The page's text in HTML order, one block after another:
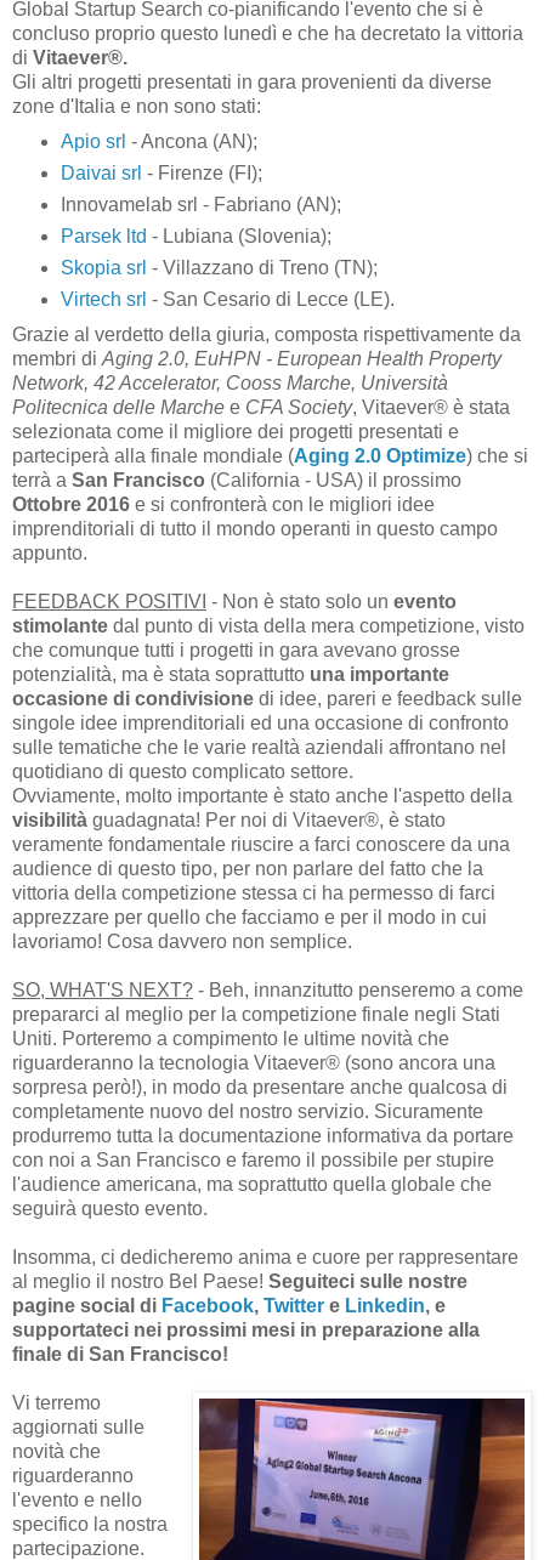
Global Startup Search co-pianificando l'evento che si è
concluso proprio questo lunedì e che ha decretato la vittoria
di Vitaever®.
Gli altri progetti presentati in gara provenienti da diverse
zone d'Italia e non sono stati:
Apio srl - Ancona (AN);
Daivai srl - Firenze (FI);
Innovamelab srl - Fabriano (AN);
Parsek ltd - Lubiana (Slovenia);
Skopia srl - Villazzano di Treno (TN);
Virtech srl - San Cesario di Lecce (LE).
Grazie al verdetto della giuria, composta rispettivamente da
membri di Aging 2.0, EuHPN - European Health Property
Network, 42 Accelerator, Cooss Marche, Università
Politecnica delle Marche e CFA Society, Vitaever® è stata
selezionata come il migliore dei progetti presentati e
parteciperà alla finale mondiale (Aging 2.0 Optimize) che si
terrà a San Francisco (California - USA) il prossimo
Ottobre 2016 e si confronterà con le migliori idee
imprenditoriali di tutto il mondo operanti in questo campo
appunto.
FEEDBACK POSITIVI - Non è stato solo un evento
stimolante dal punto di vista della mera competizione, visto
che comunque tutti i progetti in gara avevano grosse
potenzialità, ma è stata soprattutto una importante
occasione di condivisione di idee, pareri e feedback sulle
singole idee imprenditoriali ed una occasione di confronto
sulle tematiche che le varie realtà aziendali affrontano nel
quotidiano di questo complicato settore.
Ovviamente, molto importante è stato anche l'aspetto della
visibilità guadagnata! Per noi di Vitaever®, è stato
veramente fondamentale riuscire a farci conoscere da una
audience di questo tipo, per non parlare del fatto che la
vittoria della competizione stessa ci ha permesso di farci
apprezzare per quello che facciamo e per il modo in cui
lavoriamo! Cosa davvero non semplice.
SO, WHAT'S NEXT? - Beh, innanzitutto penseremo a come
prepararci al meglio per la competizione finale negli Stati
Uniti. Porteremo a compimento le ultime novità che
riguarderanno la tecnologia Vitaever® (sono ancora una
sorpresa però!), in modo da presentare anche qualcosa di
completamente nuovo del nostro servizio. Sicuramente
produrremo tutta la documentazione informativa da portare
con noi a San Francisco e faremo il possibile per stupire
l'audience americana, ma soprattutto quella globale che
seguirà questo evento.
Insomma, ci dedicheremo anima e cuore per rappresentare
al meglio il nostro Bel Paese! Seguiteci sulle nostre
pagine social di Facebook, Twitter e Linkedin, e
supportateci nei prossimi mesi in preparazione alla
finale di San Francisco!
Vi terremo
aggiornati sulle
novità che
riguarderanno
l'evento e nello
specifico la nostra
partecipazione.